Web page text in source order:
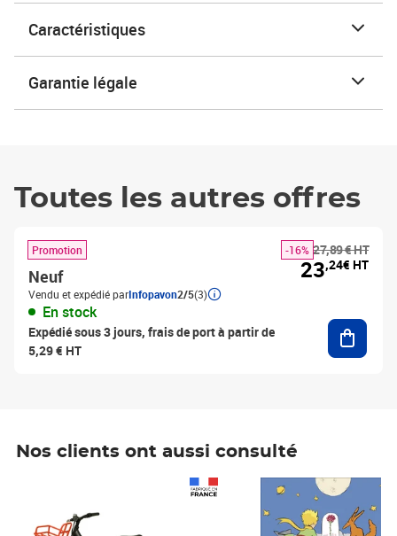
Caractéristiques
Garantie légale
Toutes les autres offres
Promotion
Neuf
Vendu et expédié parInfopavon2/5(3)
En stock
Expédié sous 3 jours, frais de port à partir de
5,29 € HT
27,89 € HT
-16%
23,24€ HT
Nos clients ont aussi consulté
Prix 6,25€ HT